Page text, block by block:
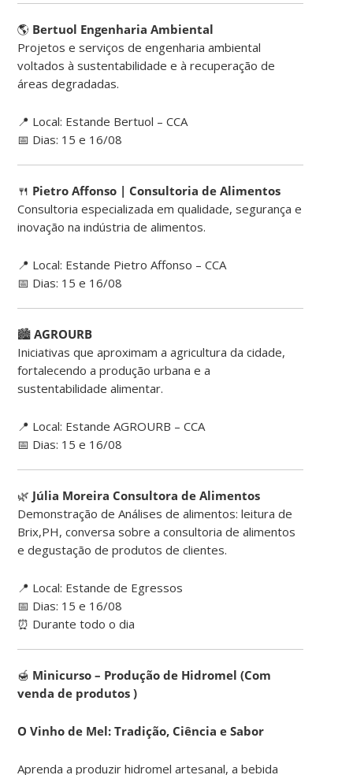
🌎 Bertuol Engenharia Ambiental
Projetos e serviços de engenharia ambiental
voltados à sustentabilidade e à recuperação de
áreas degradadas.
📍 Local: Estande Bertuol – CCA
📅 Dias: 15 e 16/08
🍴 Pietro Affonso | Consultoria de Alimentos
Consultoria especializada em qualidade, segurança e
inovação na indústria de alimentos.
📍 Local: Estande Pietro Affonso – CCA
📅 Dias: 15 e 16/08
🏙AGROURB
Iniciativas que aproximam a agricultura da cidade,
fortalecendo a produção urbana e a
sustentabilidade alimentar.
📍 Local: Estande AGROURB – CCA
📅 Dias: 15 e 16/08
🌿 Júlia Moreira Consultora de Alimentos
Demonstração de Análises de alimentos: leitura de
Brix,PH, conversa sobre a consultoria de alimentos
e degustação de produtos de clientes.
📍 Local: Estande de Egressos
📅 Dias: 15 e 16/08
⏰ Durante todo o dia
🍯 Minicurso – Produção de Hidromel (Com
venda de produtos )
O Vinho de Mel: Tradição, Ciência e Sabor
Aprenda a produzir hidromel artesanal, a bebida